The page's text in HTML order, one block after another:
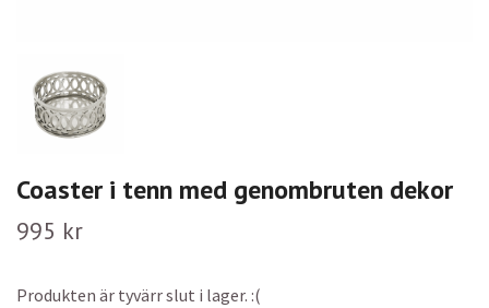
Coaster i tenn med genombruten dekor
995 kr
Produkten är tyvärr slut i lager. :(